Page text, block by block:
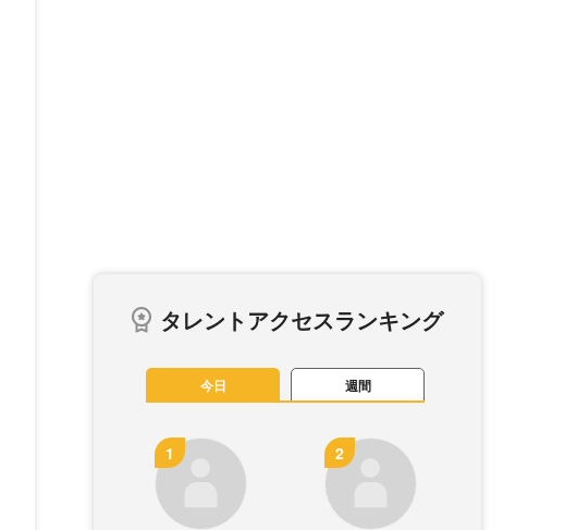
タレントアクセスランキング
今日 週間